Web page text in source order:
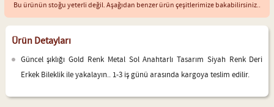
Bu ürünün stoğu yeterli değil. Aşağıdan benzer ürün çeşitlerimize bakabilirsiniz..
Ürün Detayları
Güncel şıklığı Gold Renk Metal Sol Anahtarlı Tasarım Siyah Renk Deri
Erkek Bileklik ile yakalayın.. 1-3 iş günü arasında kargoya teslim edilir.